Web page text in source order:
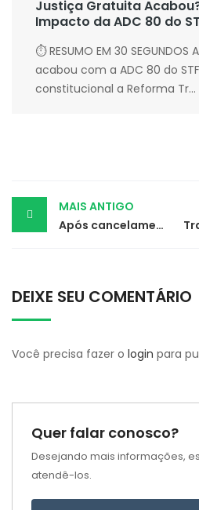
Justiça Gratuita
Impacto da ADC 80 do
⏱ RESUMO EM 30
acabou com a ADC 80 do
constitucional a Reforma Tr...
Post
navigation
MAIS ANTIGO
Após cancelamento de show, fãs de Taylor Swift serão indenizados
DEIXE SEU COMENTÁRIO
Você precisa fazer o login para
Quer falar conosco?
Desejando mais informações,
atendê-los.